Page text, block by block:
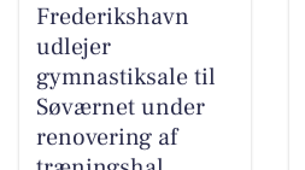
Frederikshavn
udlejer
gymnastiksale til
Søværnet under
renovering af